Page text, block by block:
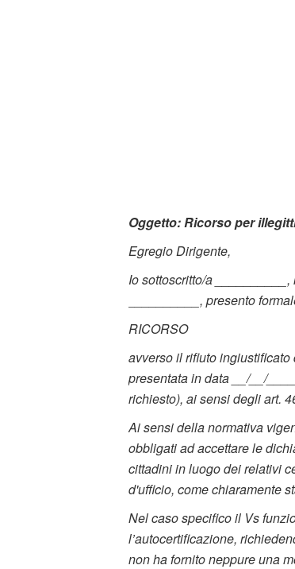
Oggetto: Ricorso per
Egregio Dirigente,
Io sottoscritto/a
__________, presento
RICORSO
avverso il rifiuto ingiustificato
presentata in data __/__/
richiesto), ai sensi degli art.
Ai sensi della normativa
obbligati ad accettare le
cittadini in luogo dei relativi
d'ufficio, come chiaramente
Nel caso specifico il Vs
l’autocertificazione,
non ha fornito neppure una